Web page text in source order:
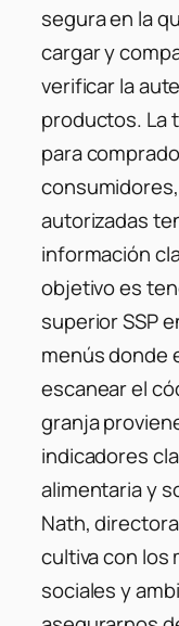
segura en la
cargar y
verificar la
productos. La
para
autorizadas
información
objetivo es
superior SSP
menús donde
escanear el
granja
indicadores
alimentaria y
Nath, directora
cultiva con los
sociales y